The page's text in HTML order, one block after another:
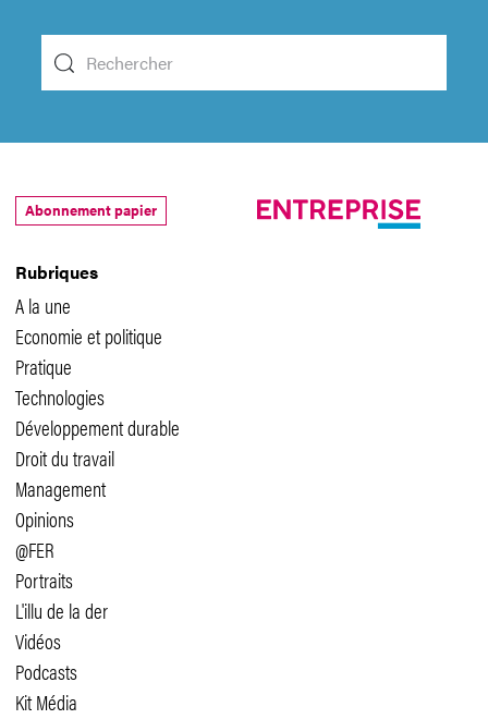
Rubriques
A la une
Economie et politique
Pratique
Technologies
Développement durable
Droit du travail
Management
Opinions
@FER
Portraits
L'illu de la der
Vidéos
Podcasts
Kit Média
Abonnement papier